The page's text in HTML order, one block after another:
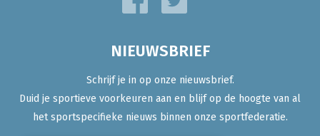
NIEUWSBRIEF
Schrijf je in op onze nieuwsbrief.
Duid je sportieve voorkeuren aan en blijf op de hoogte van al
het sportspecifieke nieuws binnen onze sportfederatie.